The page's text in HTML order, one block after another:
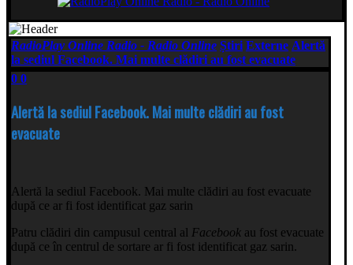
RadioPlay Online Radio - Radio Online Știri Externe Alertă
la sediul Facebook. Mai multe clădiri au fost evacuate
0 0
Alertă la sediul Facebook. Mai multe clădiri au fost
evacuate
Alertă la sediul Facebook. Mai multe clădiri au fost evacuate
după ce ar fi fost identificat gaz sarin
Patru clădiri din campusul central al Facebook au fost evacuate
după ce în centrul de sortare ar fi fost identificat gaz sarin.